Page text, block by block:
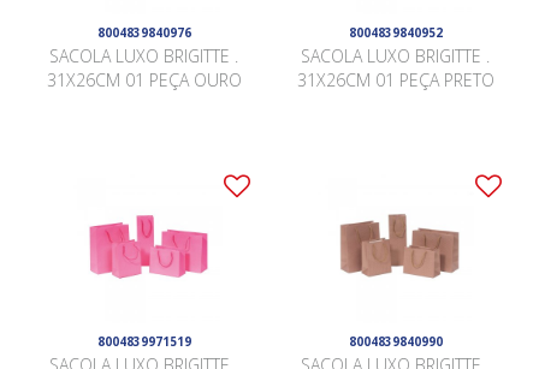
8004839840976
SACOLA LUXO BRIGITTE .
31X26CM 01 PEÇA OURO
8004839840952
SACOLA LUXO BRIGITTE .
31X26CM 01 PEÇA PRETO
8004839971519 8004839840990